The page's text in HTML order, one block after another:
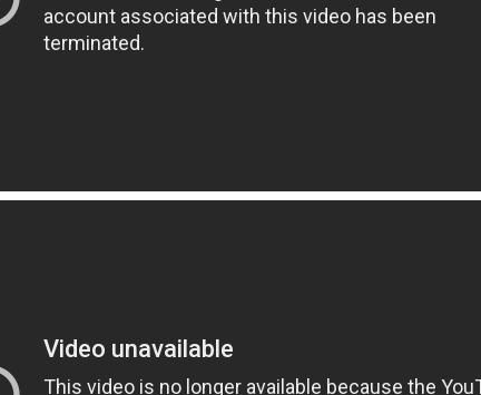
ஐ.நா முன்றலில் சீரற்ற காலநிலையிலும் தமிழின அழிப்பிற்கு